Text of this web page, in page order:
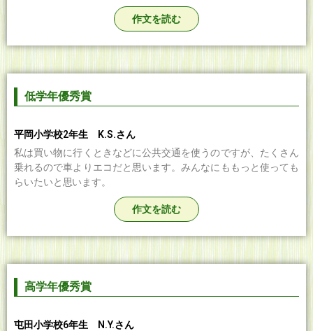
作文を読む
低学年優秀賞
平岡小学校2年生 K.S.さん
私は買い物に行くときなどに公共交通を使うのですが、たくさん
乗れるので車よりエコだと思います。みんなにももっと使っても
らいたいと思います。
作文を読む
高学年優秀賞
屯田小学校6年生 N.Y.さん